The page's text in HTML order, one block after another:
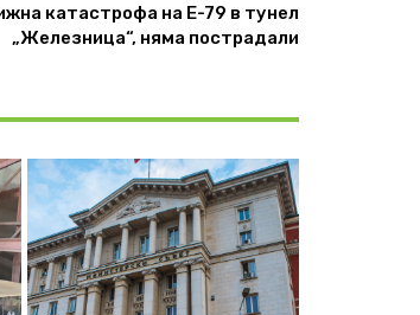
катастрофа на Е-79 в тунел
„Железница“, няма пострадали